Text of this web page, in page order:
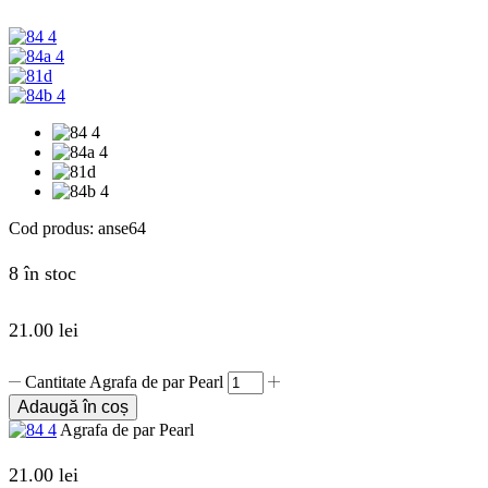
Cod produs: anse64
8 în stoc
21.00 lei
Cantitate Agrafa de par Pearl
Adaugă în coș
Agrafa de par Pearl
21.00 lei